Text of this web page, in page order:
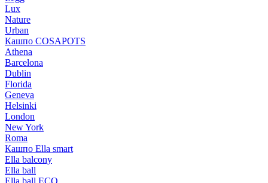
Lux
Nature
Urban
Кашпо COSAPOTS
Athena
Barcelona
Dublin
Florida
Geneva
Helsinki
London
New York
Roma
Кашпо Ella smart
Ella balcony
Ella ball
Ella ball ECO